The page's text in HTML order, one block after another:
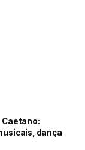
Caetano:
dança